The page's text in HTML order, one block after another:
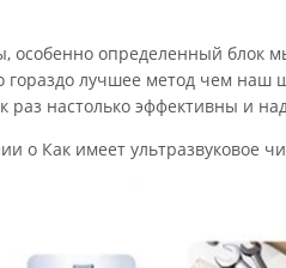
особенно определенный блок
лучшее метод чем наш
раз настолько эффективны и